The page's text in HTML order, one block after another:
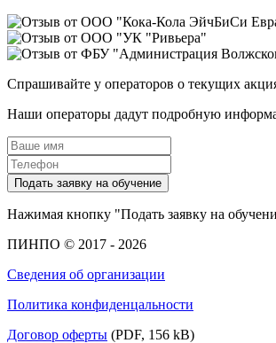
Спрашивайте у операторов о текущих
Наши операторы дадут подробную
Подать заявку на обучение
Нажимая кнопку "Подать заявку на
ПИНПО © 2017 - 2026
Сведения об организации
Политика конфиденцальности
Договор оферты (PDF, 156 kB)